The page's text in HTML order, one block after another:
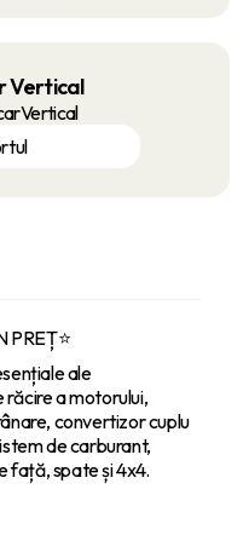
Vertical
PREȚ⭐
ale
răcire a motorului,
convertizor cuplu
de carburant,
față, spate și 4x4.